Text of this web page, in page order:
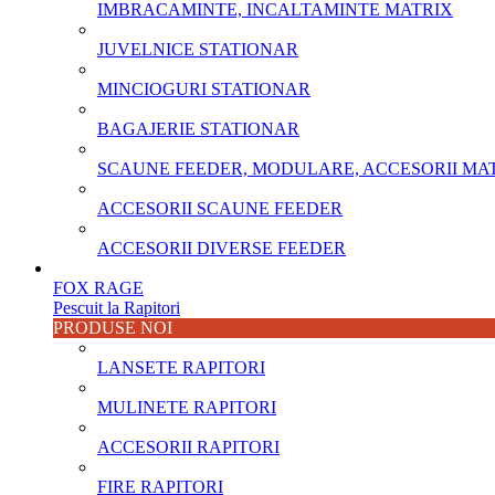
IMBRACAMINTE, INCALTAMINTE MATRIX
JUVELNICE STATIONAR
MINCIOGURI STATIONAR
BAGAJERIE STATIONAR
SCAUNE FEEDER, MODULARE, ACCESORII
ACCESORII SCAUNE FEEDER
ACCESORII DIVERSE FEEDER
FOX RAGE
Pescuit la Rapitori
PRODUSE NOI
LANSETE RAPITORI
MULINETE RAPITORI
ACCESORII RAPITORI
FIRE RAPITORI